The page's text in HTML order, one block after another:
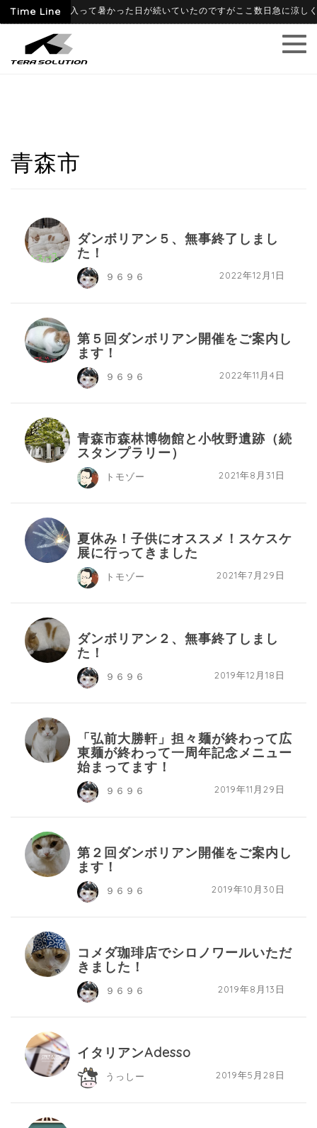
Time Line
06-09 6月に入って暑かった日が続いていたのですがここ数日急に涼し
青森市
ダンボリアン５、無事終了しまし
た！
2022年12月1日
９６９６
第５回ダンボリアン開催をご案内し
ます！
2022年11月4日
９６９６
青森市森林博物館と小牧野遺跡（続
スタンプラリー）
2021年8月31日
トモゾー
夏休み！子供にオススメ！スケスケ
展に行ってきました
2021年7月29日
トモゾー
ダンボリアン２、無事終了しまし
た！
2019年12月18日
９６９６
「弘前大勝軒」担々麺が終わって広
東麺が終わって一周年記念メニュー
始まってます！
2019年11月29日
９６９６
第２回ダンボリアン開催をご案内し
ます！
2019年10月30日
９６９６
コメダ珈琲店でシロノワールいただ
きました！
2019年8月13日
９６９６
イタリアンAdesso
2019年5月28日
うっしー